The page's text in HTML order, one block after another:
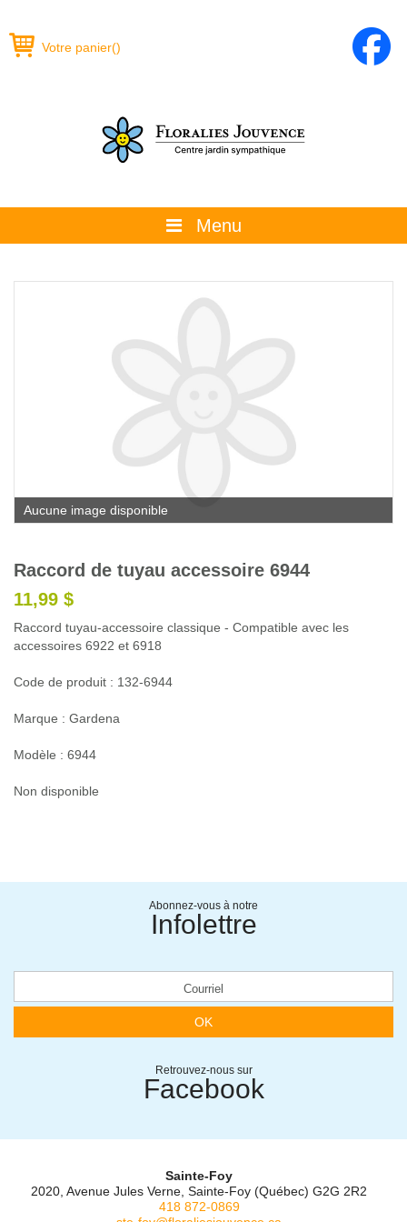
Votre panier()
Menu
La boutique
Promotions et évènements
Calendrier horticole
Emplois
Service à la clientèle
Aucune image disponible
Raccord de tuyau accessoire 6944
11,99 $
Raccord tuyau-accessoire classique - Compatible avec les
accessoires 6922 et 6918
Code de produit : 132-6944
Marque : Gardena
Modèle : 6944
Non disponible
Abonnez-vous à notre
Infolettre
OK
Retrouvez-nous sur
Facebook
Sainte-Foy
2020, Avenue Jules Verne, Sainte-Foy (Québec) G2G 2R2
418 872-0869